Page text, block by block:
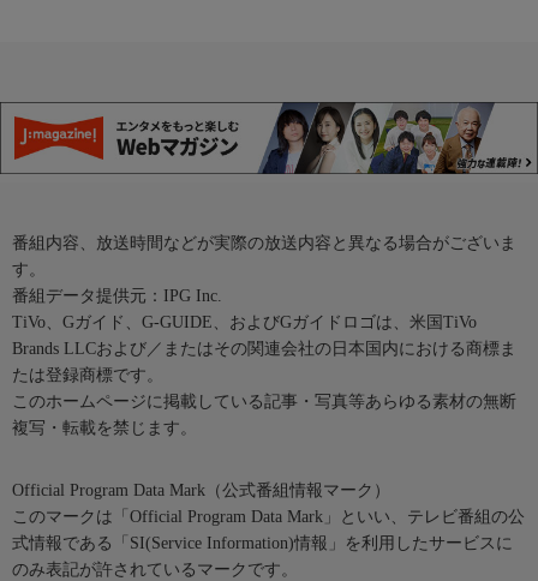
番組内容、放送時間などが実際の放送内容と異なる場合がございま
す。
番組データ提供元：IPG Inc.
TiVo、Gガイド、G-GUIDE、およびGガイドロゴは、米国TiVo
Brands LLCおよび／またはその関連会社の日本国内における商標ま
たは登録商標です。
このホームページに掲載している記事・写真等あらゆる素材の無断
複写・転載を禁じます。
Official Program Data Mark（公式番組情報マーク）
このマークは「Official Program Data Mark」といい、テレビ番組の公
式情報である「SI(Service Information)情報」を利用したサービスに
のみ表記が許されているマークです。